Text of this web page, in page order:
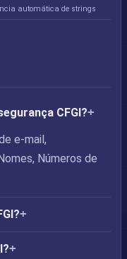
automática de strings
CFGI?
e-mail,
Números de